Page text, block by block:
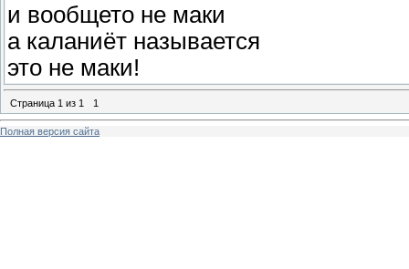
и вообщето не маки
а каланиёт называется
это не маки!
Страница 1 из 1 1
Полная версия сайта